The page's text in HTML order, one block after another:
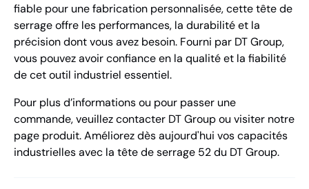
fiable pour une fabrication personnalisée, cette tête de
serrage offre les performances, la durabilité et la
précision dont vous avez besoin. Fourni par DT Group,
vous pouvez avoir confiance en la qualité et la fiabilité
de cet outil industriel essentiel.
Pour plus d’informations ou pour passer une
commande, veuillez contacter DT Group ou visiter notre
page produit. Améliorez dès aujourd'hui vos capacités
industrielles avec la tête de serrage 52 du DT Group.